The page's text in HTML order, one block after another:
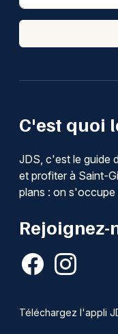
C'est quoi
JDS, c'est le guide
et profiter à Saint-
plans : on s'occupe
Rejoignez-
Téléchargez l'appli